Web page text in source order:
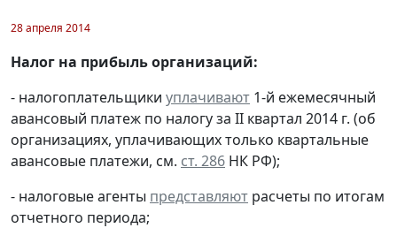
28 апреля 2014
Налог на прибыль организаций:
- налогоплательщики уплачивают 1-й ежемесячный
авансовый платеж по налогу за II квартал 2014 г. (об
организациях, уплачивающих только квартальные
авансовые платежи, см. ст. 286 НК РФ);
- налоговые агенты представляют расчеты по итогам
отчетного периода;